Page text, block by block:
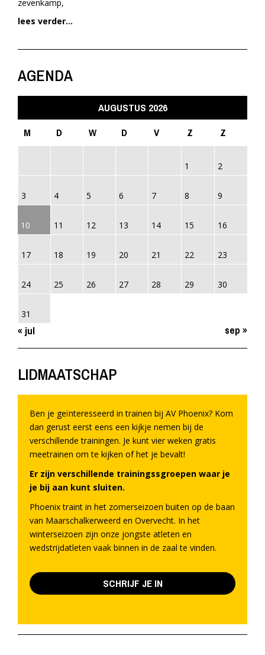
zevenkamp,
lees verder...
AGENDA
AUGUSTUS 2026
M
D W D V Z Z
1 2
3 4 5 6 7 8 9
10 11 12 13 14 15 16
17 18 19 20 21 22 23
24 25 26 27 28 29 30
31
« jul sep »
LIDMAATSCHAP
Ben je geïnteresseerd in trainen bij AV Phoenix? Kom
dan gerust eerst eens een kijkje nemen bij de
verschillende trainingen. Je kunt vier weken gratis
meetrainen om te kijken of het je bevalt!
Er zijn verschillende trainingssgroepen waar je
je bij aan kunt sluiten.
Phoenix traint in het zomerseizoen buiten op de baan
van Maarschalkerweerd en Overvecht. In het
winterseizoen zijn onze jongste atleten en
wedstrijdatleten vaak binnen in de zaal te vinden.
SCHRIJF JE IN